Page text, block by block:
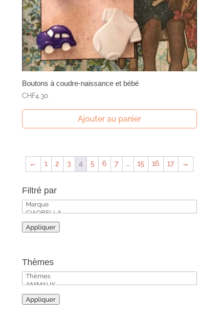
Boutons à coudre-naissance et bébé
CHF4.30
Ajouter au panier
← 1 2 3 4 5 6 7 … 15 16 17 →
Filtré par
Appliquer
Thèmes
Appliquer